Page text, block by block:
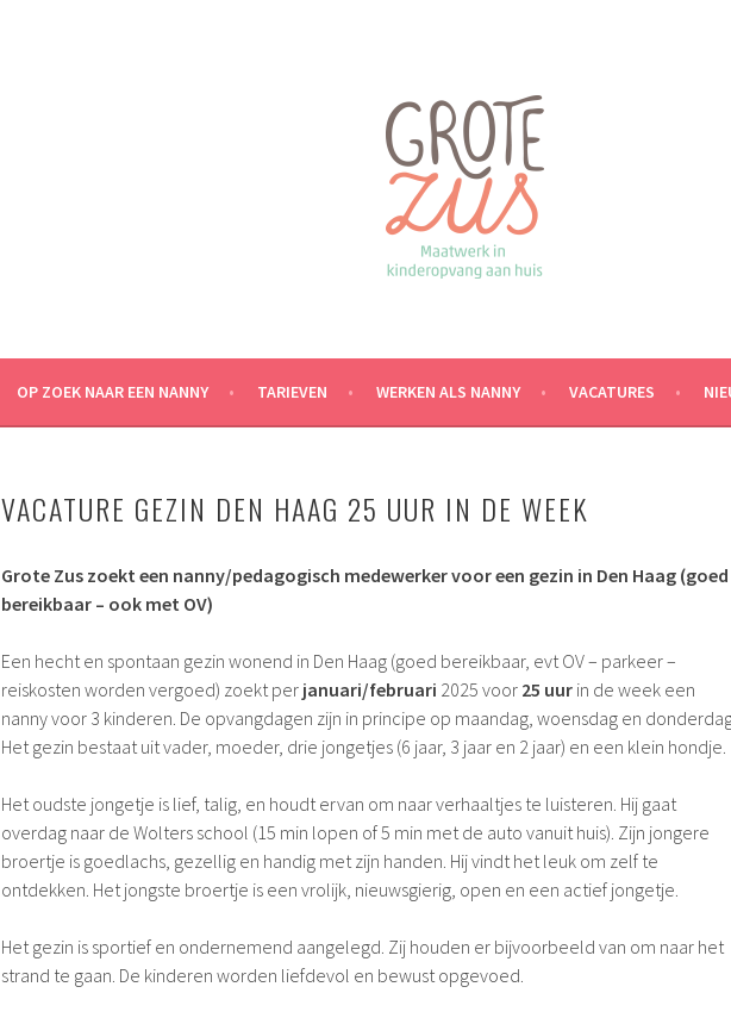
OP ZOEK NAAR EEN NANNY TARIEVEN WERKEN ALS NANNY VACATURES
VACATURE GEZIN DEN HAAG 25 UUR IN DE WEEK
Grote Zus zoekt een nanny/pedagogisch medewerker voor een gezin in Den Haag (goed
bereikbaar – ook met OV)
Een hecht en spontaan gezin wonend in Den Haag (goed bereikbaar, evt OV – parkeer –
reiskosten worden vergoed) zoekt per januari/februari 2025 voor 25 uur in de week een
nanny voor 3 kinderen. De opvangdagen zijn in principe op maandag, woensdag en
Het gezin bestaat uit vader, moeder, drie jongetjes (6 jaar, 3 jaar en 2 jaar) en een klein hondje.
Het oudste jongetje is lief, talig, en houdt ervan om naar verhaaltjes te luisteren. Hij gaat
overdag naar de Wolters school (15 min lopen of 5 min met de auto vanuit huis). Zijn jongere
broertje is goedlachs, gezellig en handig met zijn handen. Hij vindt het leuk om zelf te
ontdekken. Het jongste broertje is een vrolijk, nieuwsgierig, open en een actief jongetje.
Het gezin is sportief en ondernemend aangelegd. Zij houden er bijvoorbeeld van om naar het
strand te gaan. De kinderen worden liefdevol en bewust opgevoed.